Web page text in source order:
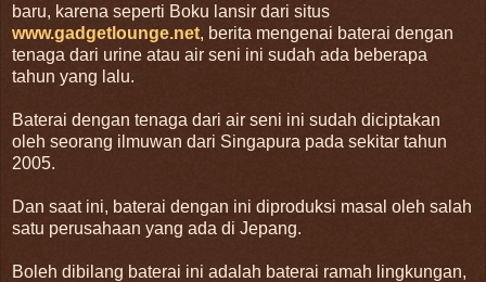
baru, karena seperti Boku lansir dari situs
www.gadgetlounge.net, berita mengenai baterai dengan
tenaga dari urine atau air seni ini sudah ada beberapa
tahun yang lalu.
Baterai dengan tenaga dari air seni ini sudah diciptakan
oleh seorang ilmuwan dari Singapura pada sekitar tahun
2005.
Dan saat ini, baterai dengan ini diproduksi masal oleh salah
satu perusahaan yang ada di Jepang.
Boleh dibilang baterai ini adalah baterai ramah lingkungan,